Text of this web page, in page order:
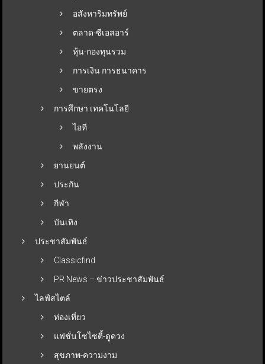
อสังหาริมทรัพย์
ตลาด-ซีเอสอาร์
หุ้น-กองทุนรวม
การเงิน การธนาคาร
ขายตรง
การศึกษา เทคโนโลยี
ไอที
พลังงาน
ยานยนต์
ประกัน
กีฬา
บันเทิง
ประชาสัมพันธ์
Classicfind
PR News – ข่าวประชาสัมพันธ์
ไลฟ์สไตล์
ท่องเที่ยว
แฟชั่นโซไซตี้-ดูดวง
สุขภาพ-ความงาม